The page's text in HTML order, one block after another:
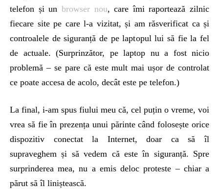
telefon și un browser nou, care îmi raportează zilnic
fiecare site pe care l-a vizitat, și am răsverificat ca și
controalele de siguranță de pe laptopul lui să fie la fel
de actuale. (Surprinzător, pe laptop nu a fost nicio
problemă – se pare că este mult mai ușor de controlat
ce poate accesa de acolo, decât este pe telefon.)
La final, i-am spus fiului meu că, cel puțin o vreme, voi
vrea să fie în prezența unui părinte când folosește orice
dispozitiv conectat la Internet, doar ca să îl
supraveghem și să vedem că este în siguranță. Spre
surprinderea mea, nu a emis deloc proteste – chiar a
părut să îl liniștească.